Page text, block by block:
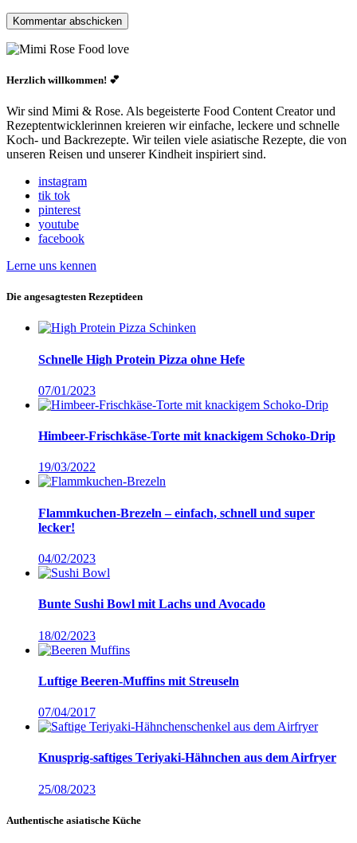
Herzlich willkommen! 💕
Wir sind Mimi & Rose. Als begeisterte Food Content Creator und
Rezeptentwicklerinnen kreieren wir einfache, leckere und schnelle
Koch- und Backrezepte. Wir teilen viele asiatische Rezepte, die von
unseren Reisen und unserer Kindheit inspiriert sind.
instagram
tik tok
pinterest
youtube
facebook
Lerne uns kennen
Die angesagtesten Rezeptideen
Schnelle High Protein Pizza ohne Hefe
07/01/2023
Himbeer-Frischkäse-Torte mit knackigem Schoko-Drip
19/03/2022
Flammkuchen-Brezeln – einfach, schnell und super
lecker!
04/02/2023
Bunte Sushi Bowl mit Lachs und Avocado
18/02/2023
Luftige Beeren-Muffins mit Streuseln
07/04/2017
Knusprig-saftiges Teriyaki-Hähnchen aus dem Airfryer
25/08/2023
Authentische asiatische Küche